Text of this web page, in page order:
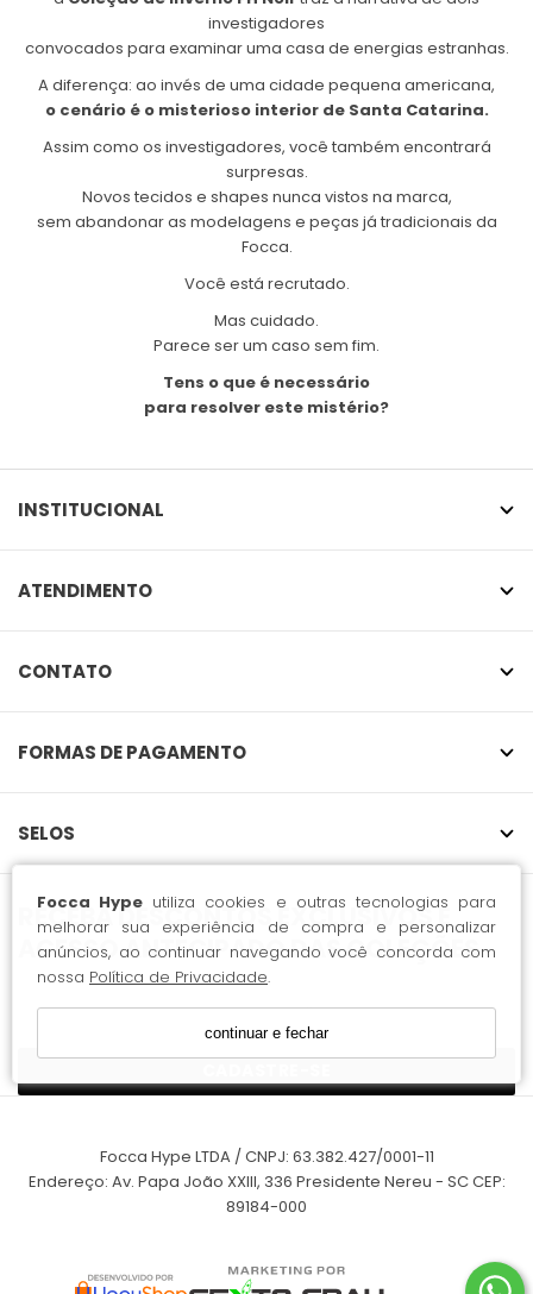
Focca Hype utiliza cookies e outras tecnologias para
melhorar sua experiência de compra e personalizar
anúncios, ao continuar navegando você concorda com
nossa Política de Privacidade.
continuar e fechar
investigadores
convocados para examinar uma casa de energias estranhas.
A diferença: ao invés de uma cidade pequena americana,
o cenário é o misterioso interior de Santa Catarina.
Assim como os investigadores, você também encontrará
surpresas.
Novos tecidos e shapes nunca vistos na marca,
sem abandonar as modelagens e peças já tradicionais da
Focca.
Você está recrutado.
Mas cuidado.
Parece ser um caso sem fim.
Tens o que é necessário
para resolver este mistério?
INSTITUCIONAL
ATENDIMENTO
CONTATO
FORMAS DE PAGAMENTO
SELOS
Focca Hype LTDA / CNPJ: 63.382.427/0001-11
Endereço: Av. Papa João XXIII, 336 Presidente Nereu - SC CEP:
89184-000